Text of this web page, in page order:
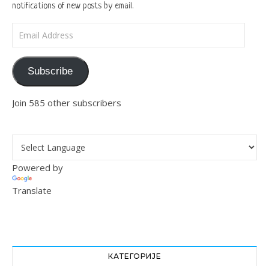
notifications of new posts by email.
Subscribe
Join 585 other subscribers
Powered by
Translate
КАТЕГОРИЈЕ